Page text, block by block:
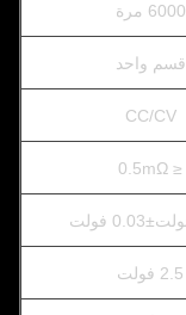
6000 مرة
قسم واحد
CC/CV
≤ 0.5mΩ
2.5 فولت